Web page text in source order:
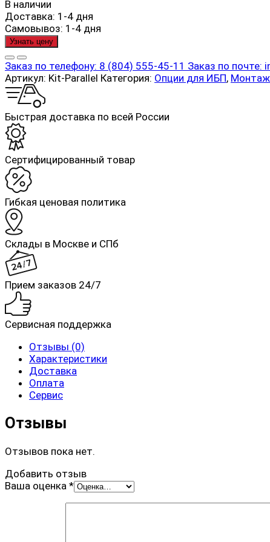
В наличии
Доставка: 1-4 дня
Самовывоз: 1-4 дня
Узнать цену
Заказ по телефону: 8 (804) 555-45-11 Заказ по почте:
Артикул: Kit-Parallel Категория: Опции для ИБП,
Быстрая доставка по всей России
Cертифицированный товар
Гибкая ценовая политика
Склады в Москве и СПб
Прием заказов 24/7
Сервисная поддержка
Отзывы (0)
Характеристики
Доставка
Оплата
Сервис
Отзывы
Отзывов пока нет.
Добавить отзыв
Ваша оценка *